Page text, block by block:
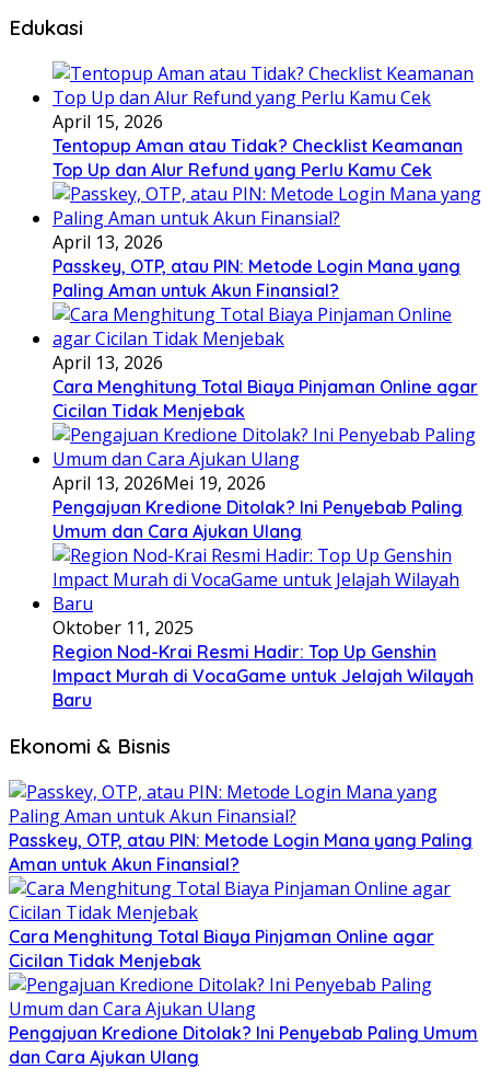
Edukasi
April 15, 2026
Tentopup Aman atau Tidak? Checklist Keamanan
Top Up dan Alur Refund yang Perlu Kamu Cek
April 13, 2026
Passkey, OTP, atau PIN: Metode Login Mana yang
Paling Aman untuk Akun Finansial?
April 13, 2026
Cara Menghitung Total Biaya Pinjaman Online agar
Cicilan Tidak Menjebak
April 13, 2026Mei 19, 2026
Pengajuan Kredione Ditolak? Ini Penyebab Paling
Umum dan Cara Ajukan Ulang
Oktober 11, 2025
Region Nod-Krai Resmi Hadir: Top Up Genshin
Impact Murah di VocaGame untuk Jelajah Wilayah
Baru
Ekonomi & Bisnis
Passkey, OTP, atau PIN: Metode Login Mana yang Paling
Aman untuk Akun Finansial?
Cara Menghitung Total Biaya Pinjaman Online agar
Cicilan Tidak Menjebak
Pengajuan Kredione Ditolak? Ini Penyebab Paling Umum
dan Cara Ajukan Ulang